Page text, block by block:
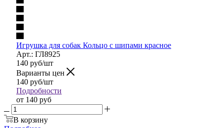
Игрушка для собак Кольцо с шипами красное
Арт.: ГЛ8925
140 руб/шт
Варианты цен
140 руб/шт
Подробности
от 140 руб
В корзину